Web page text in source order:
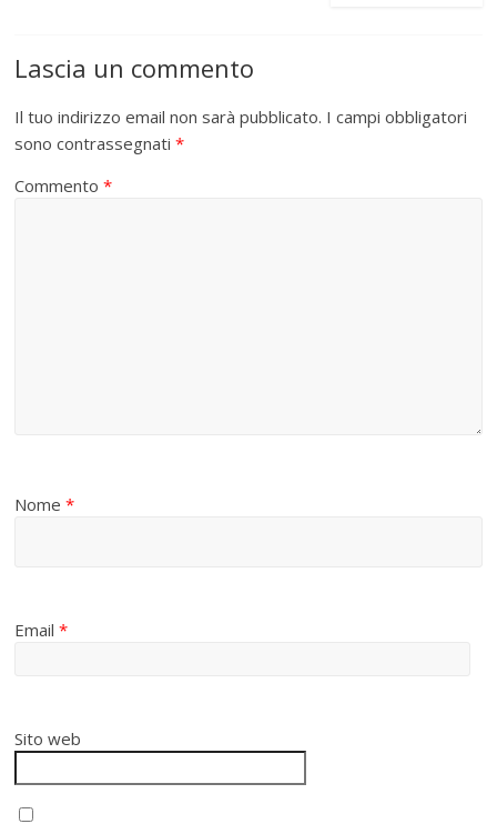
Lascia un commento
Il tuo indirizzo email non sarà pubblicato. I campi obbligatori
sono contrassegnati*
Commento*
Nome*
Email*
Sito web